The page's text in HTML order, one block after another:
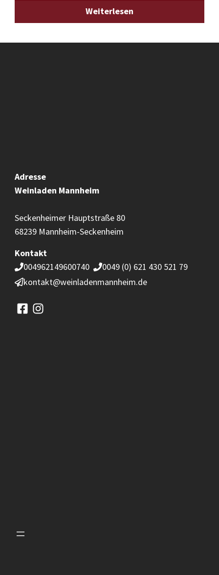
Weiterlesen
Adresse
Weinladen Mannheim
Seckenheimer Hauptstraße 80
68239 Mannheim-Seckenheim
Kontakt
004962149600740
0049 (0) 621 430 521 79
kontakt@weinladenmannheim.de